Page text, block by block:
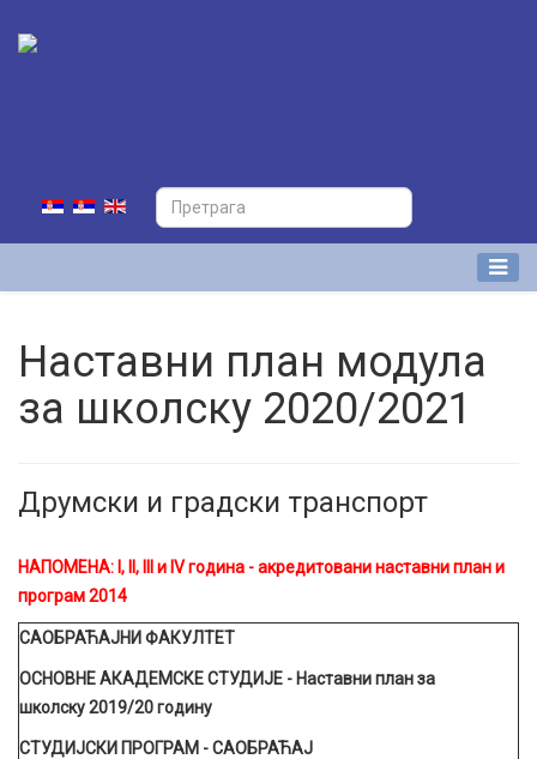
Наставни план модула
за школску 2020/2021
Друмски и градски транспорт
НАПОМЕНА: I, II, III и IV година - акредитовани наставни план и
програм 2014
САОБРАЋАЈНИ ФАКУЛТЕТ
ОСНОВНЕ АКАДЕМСКЕ СТУДИЈЕ - Наставни план за
школску2019/20годину
СТУДИЈСКИ ПРОГРАМ - САОБРАЋАЈ